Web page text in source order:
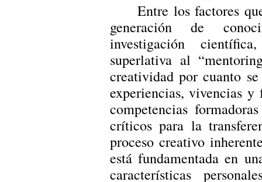
Entre los factores
generación de
investigación
superlativa al
creatividad por cuanto
experiencias, vivencias y
competencias
críticos para la
proceso creativo
está fundamentada en
características